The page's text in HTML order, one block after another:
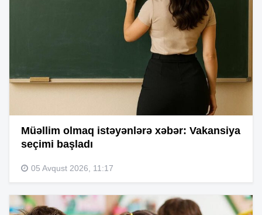
Müəllim olmaq istəyənlərə xəbər: Vakansiya
seçimi başladı
05 Avqust 2026, 11:17